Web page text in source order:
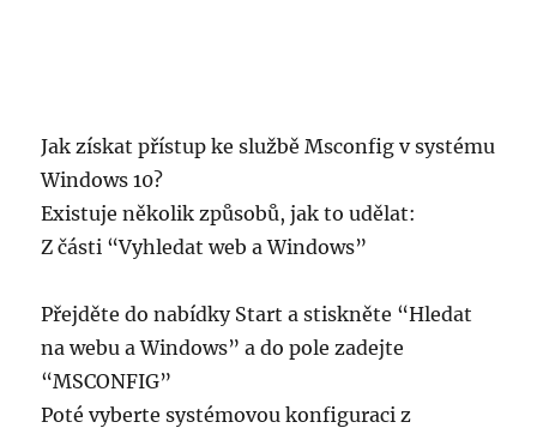
Jak získat přístup ke službě Msconfig v systému
Windows 10?
Existuje několik způsobů, jak to udělat:
Z části “Vyhledat web a Windows”
Přejděte do nabídky Start a stiskněte “Hledat
na webu a Windows” a do pole zadejte
“MSCONFIG”
Poté vyberte systémovou konfiguraci z